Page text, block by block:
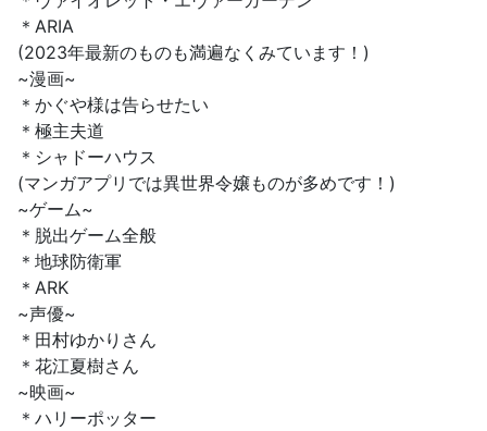
＊ARIA
(2023年最新のものも満遍なくみています！)
~漫画~
＊かぐや様は告らせたい
＊極主夫道
＊シャドーハウス
(マンガアプリでは異世界令嬢ものが多めです！)
~ゲーム~
＊脱出ゲーム全般
＊地球防衛軍
＊ARK
~声優~
＊田村ゆかりさん
＊花江夏樹さん
~映画~
＊ハリーポッター